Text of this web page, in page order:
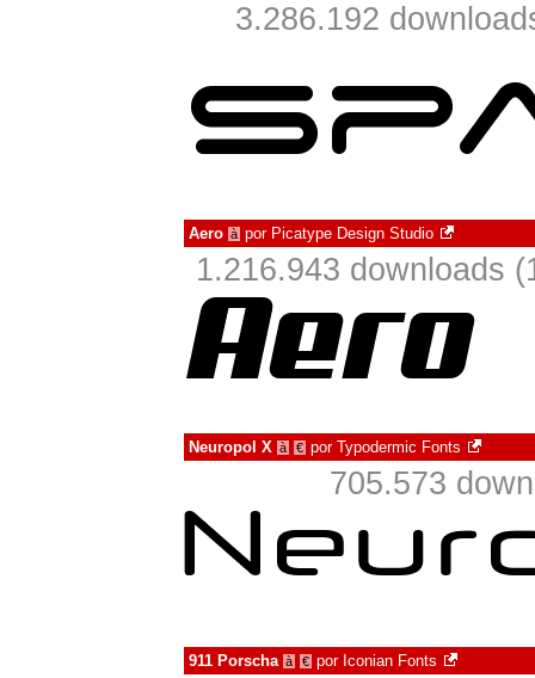
3.286.192
Aero à por Picatype Design Studio
1.216.943 downloads
Neuropol X à € por Typodermic Fonts
705.573
911 Porscha à € por Iconian Fonts